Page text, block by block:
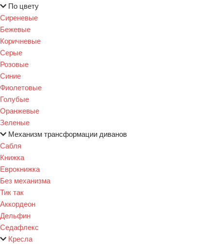
По цвету
Сиреневые
Бежевые
Коричневые
Серые
Розовые
Синие
Фиолетовые
Голубые
Оранжевые
Зеленые
Механизм трансформации диванов
Сабля
Книжка
Еврокнижка
Без механизма
Тик так
Аккордеон
Дельфин
Седафлекс
Кресла